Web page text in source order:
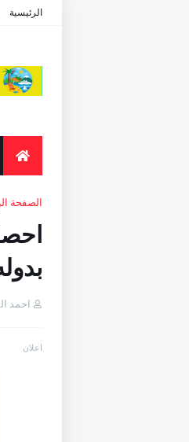
الرئيسية
الصفحة
احمد
اعلان